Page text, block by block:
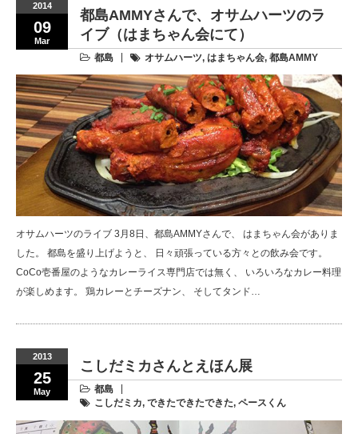
2014
09
Mar
都島AMMYさんで、オサムハーツのラ
イブ（はまちゃん会にて）
都島 オサムハーツ, はまちゃん会, 都島AMMY
オサムハーツのライブ 3月8日、都島AMMYさんで、 はまちゃん会がありま
した。 都島を盛り上げようと、 日々頑張っている方々との飲み会です。
CoCo壱番屋のようなカレーライス専門店では無く、 いろいろなカレー料理
が楽しめます。 鶏カレーとチーズナン、 そしてタンド…
2013
25
May
こしだミカさんとえほん展
都島
こしだミカ, できたできたできた, ペースくん